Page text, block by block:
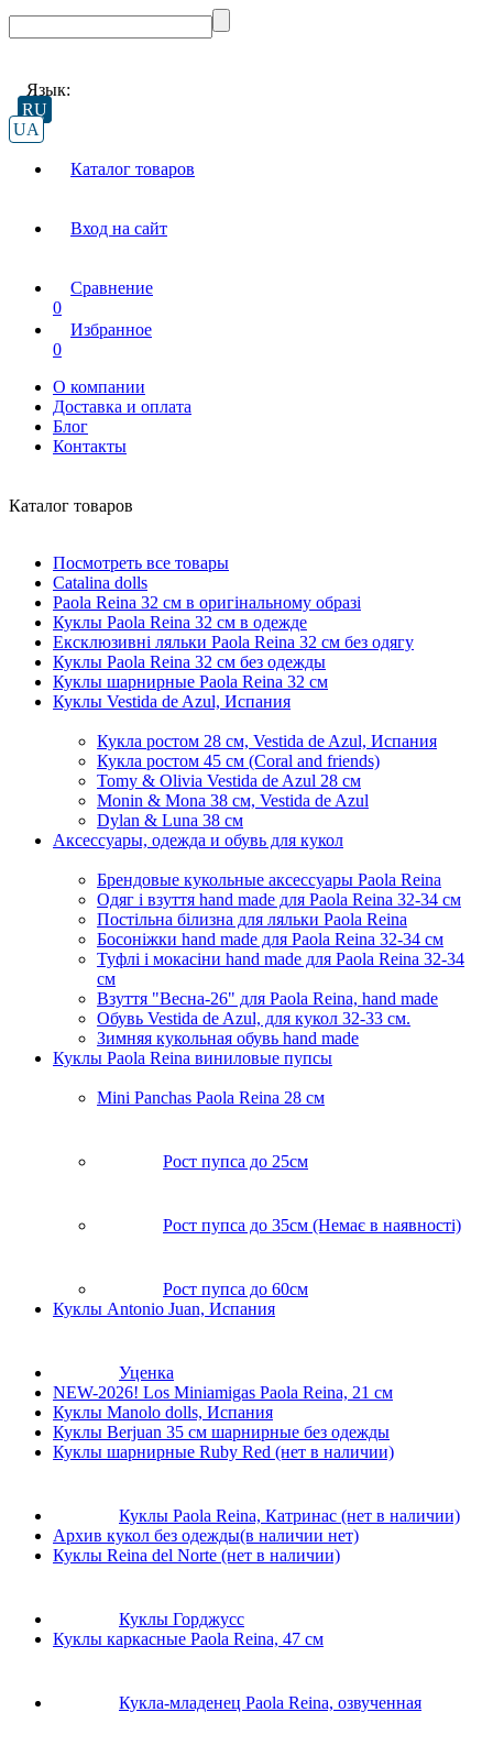
Язык:
RU
UA
Каталог товаров
Вход на сайт
Сравнение
0
Избранное
0
О компании
Доставка и оплата
Блог
Контакты
Каталог товаров
Посмотреть все товары
Catalina dolls
Paola Reina 32 см в оригінальному образі
Куклы Paola Reina 32 см в одежде
Ексклюзивні ляльки Paola Reina 32 см без одягу
Куклы Paola Reina 32 см без одежды
Куклы шарнирные Paola Reina 32 см
Куклы Vestida de Azul, Испания
Кукла ростом 28 см, Vestida de Azul, Испания
Кукла ростом 45 см (Coral and friends)
Tomy & Olivia Vestida de Azul 28 см
Monin & Mona 38 см, Vestida de Azul
Dylan & Luna 38 см
Аксессуары, одежда и обувь для кукол
Брендовые кукольные аксессуары Paola Reina
Одяг і взуття hand made для Paola Reina 32-34 см
Постільна білизна для ляльки Paola Reina
Босоніжки hand made для Paola Reina 32-34 см
Туфлі і мокасіни hand made для Paola Reina 32-34
см
Взуття "Весна-26" для Paola Reina, hand made
Обувь Vestida de Azul, для кукол 32-33 см.
Зимняя кукольная обувь hand made
Куклы Paola Reina виниловые пупсы
Mini Panchas Paola Reina 28 cм
Рост пупса до 25см
Рост пупса до 35см (Немає в наявності)
Рост пупса до 60см
Куклы Antonio Juan, Испания
Уценка
NEW-2026! Los Miniamigas Paola Reina, 21 см
Куклы Manolo dolls, Испания
Куклы Berjuan 35 cм шарнирные без одежды
Куклы шарнирные Ruby Red (нет в наличии)
Куклы Paola Reina, Катринас (нет в наличии)
Архив кукол без одежды(в наличии нет)
Куклы Reina del Norte (нет в наличии)
Куклы Горджусс
Куклы каркасные Paola Reina, 47 см
Кукла-младенец Paola Reina, озвученная